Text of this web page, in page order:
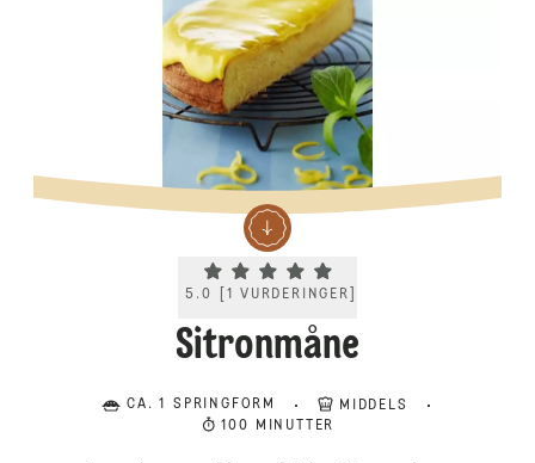
Current rating 5.0. Click to rate.
5.0 1 VURDERINGER
Sitronmåne
CA. 1 SPRINGFORM
MIDDELS
100 MINUTTER